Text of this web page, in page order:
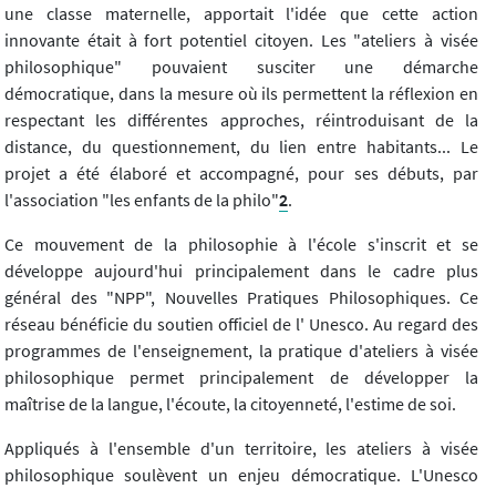
une classe maternelle, apportait l'idée que cette action
innovante était à fort potentiel citoyen. Les "ateliers à visée
philosophique" pouvaient susciter une démarche
démocratique, dans la mesure où ils permettent la réflexion en
respectant les différentes approches, réintroduisant de la
distance, du questionnement, du lien entre habitants... Le
projet a été élaboré et accompagné, pour ses débuts, par
l'association "les enfants de la philo"2.
Ce mouvement de la philosophie à l'école s'inscrit et se
développe aujourd'hui principalement dans le cadre plus
général des "NPP", Nouvelles Pratiques Philosophiques. Ce
réseau bénéficie du soutien officiel de l' Unesco. Au regard des
programmes de l'enseignement, la pratique d'ateliers à visée
philosophique permet principalement de développer la
maîtrise de la langue, l'écoute, la citoyenneté, l'estime de soi.
Appliqués à l'ensemble d'un territoire, les ateliers à visée
philosophique soulèvent un enjeu démocratique. L'Unesco